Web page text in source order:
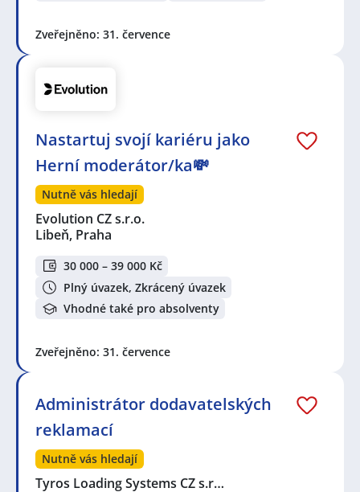
Zveřejněno: 31. července
Nastartuj svojí kariéru jako
Herní moderátor/ka💸
Nutně vás hledají
Evolution CZ s.r.o.
Libeň, Praha
30 000 – 39 000 Kč
Plný úvazek, Zkrácený úvazek
Vhodné také pro absolventy
Zveřejněno: 31. července
Administrátor dodavatelských
reklamací
Nutně vás hledají
Tyros Loading Systems CZ s.r…